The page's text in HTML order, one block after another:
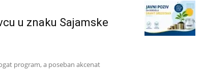
u znaku Sajamske
program, a poseban akcenat